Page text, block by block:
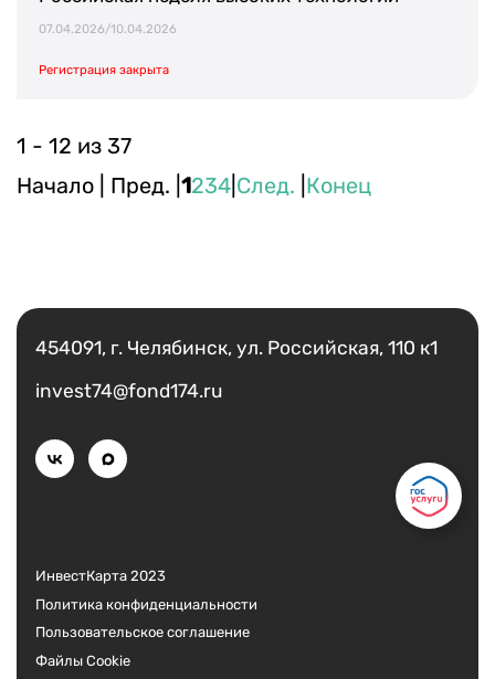
07.04.2026/10.04.2026
Регистрация закрыта
1 - 12 из 37
Начало | Пред. | 1234| След. Конец
454091, г. Челябинск, ул. Российская, 110 к1
invest74@fond174.ru
ИнвестКарта 2023
Политика конфиденциальности
Пользовательское соглашение
Файлы Cookie